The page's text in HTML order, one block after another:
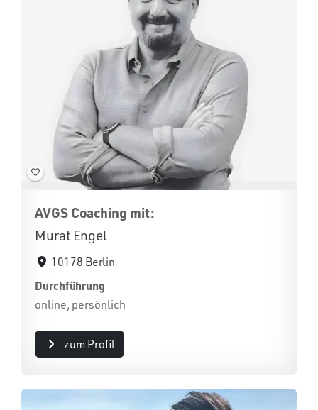
AVGS Coaching mit:
Murat Engel
10178 Berlin
Durchführung
online, persönlich
zum Profil